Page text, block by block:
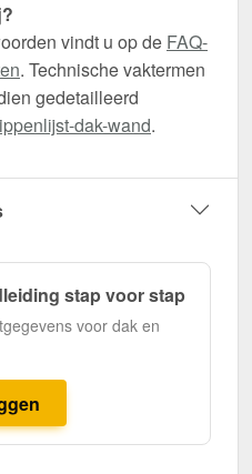
vindt u op de FAQ-
. Technische vaktermen
gedetailleerd
dak-wand.
stap voor stap
voor dak en